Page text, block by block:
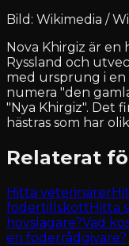
Bild: Wikimedia /
Nova Khirgiz är en
Ryssland och
med ursprung i en
numera "den
"Nya Khirgiz". Det
hästras som har
Relaterat
Hitta veterinärer
fodertillskottHitta
hovslagare?Vad
en foderrådgivare?